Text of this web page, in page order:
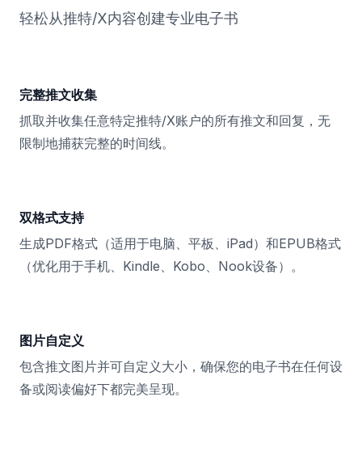
轻松从推特/X内容创建专业电子书
完整推文收集
抓取并收集任意特定推特/X账户的所有推文和回复，无
限制地捕获完整的时间线。
双格式支持
生成PDF格式（适用于电脑、平板、iPad）和EPUB格式
（优化用于手机、Kindle、Kobo、Nook设备）。
图片自定义
包含推文图片并可自定义大小，确保您的电子书在任何设
备或阅读偏好下都完美呈现。